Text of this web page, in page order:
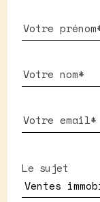
Le sujet